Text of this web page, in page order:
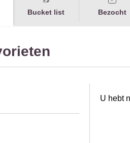
Bucket list Bezocht
U hebt